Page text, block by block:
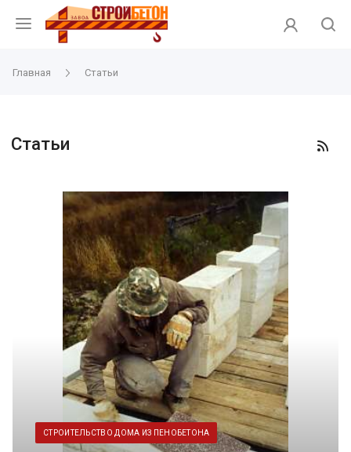
Главная Статьи
Статьи
СТРОИТЕЛЬСТВО ДОМА ИЗ ПЕНОБЕТОНА